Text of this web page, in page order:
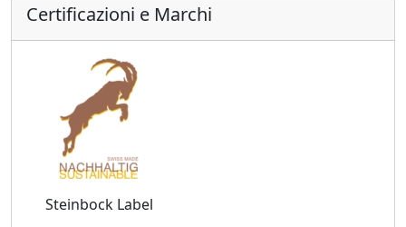
Certificazioni e Marchi
Steinbock Label